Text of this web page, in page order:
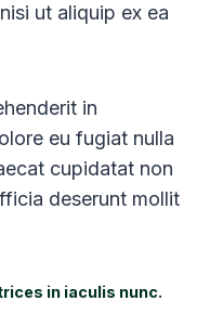
ut aliquip ex ea
in
eu fugiat nulla
cupidatat non
deserunt mollit
in iaculis nunc.